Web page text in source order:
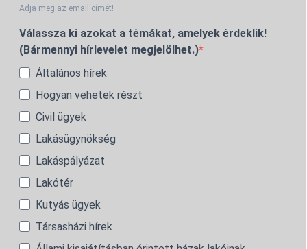
Adja meg az email címét!
Válassza ki azokat a témákat, amelyek érdeklik!
(Bármennyi hírlevelet megjelölhet.)
Általános hírek
Hogyan vehetek részt
Civil ügyek
Lakásügynökség
Lakáspályázat
Lakótér
Kutyás ügyek
Társasházi hírek